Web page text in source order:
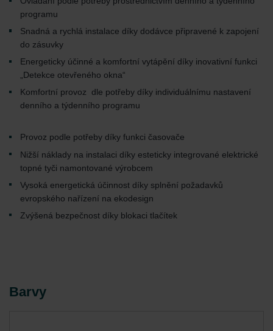
programu
Snadná a rychlá instalace díky dodávce připravené k zapojení
do zásuvky
Energeticky účinné a komfortní vytápění díky inovativní funkci
„Detekce otevřeného okna“
Komfortní provoz dle potřeby díky individuálnímu nastavení
denního a týdenního programu
Provoz podle potřeby díky funkci časovače
Nižší náklady na instalaci díky esteticky integrované elektrické
topné tyči namontované výrobcem
Vysoká energetická účinnost díky splnění požadavků
evropského nařízení na ekodesign
Zvýšená bezpečnost díky blokaci tlačítek
Barvy